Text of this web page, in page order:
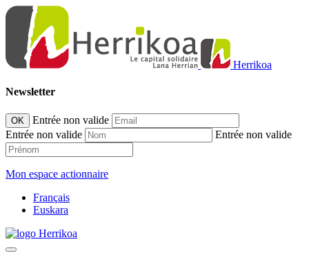
Herrikoa
Newsletter
OK
Entrée non valide
Entrée non valide
Entrée non valide
Mon espace actionnaire
Français
Euskara